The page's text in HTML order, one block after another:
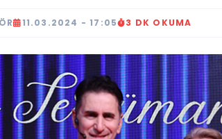
11.03.2024 - 17:05 3 DK OKUMA